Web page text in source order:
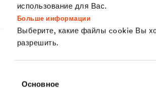
использование для Вас.
Больше информации
Выберите, какие файлы cookie Вы
разрешить.
согласия
Основное